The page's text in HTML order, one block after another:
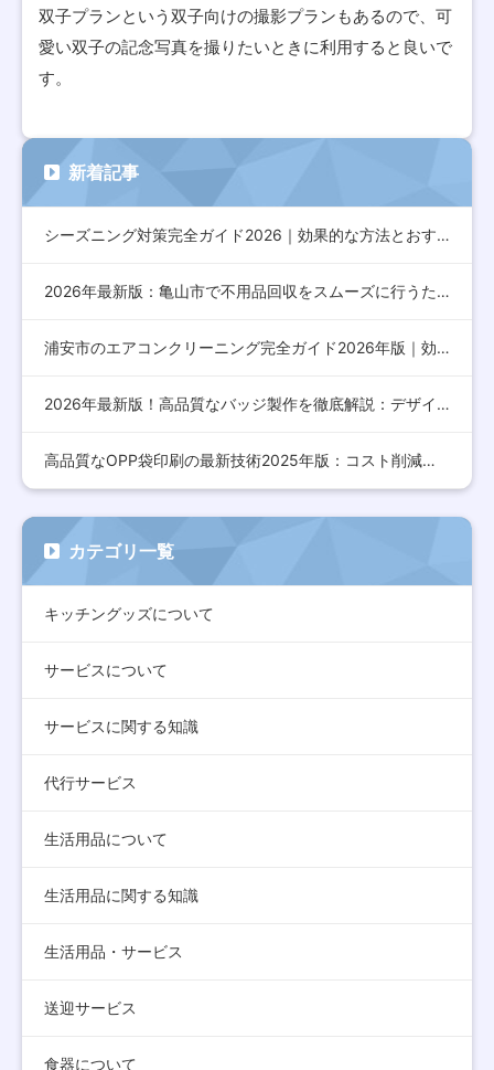
双子プランという双子向けの撮影プランもあるので、可
愛い双子の記念写真を撮りたいときに利用すると良いで
す。
新着記事
シーズニング対策完全ガイド2026｜効果的な方法とおすすめア…
2026年最新版：亀山市で不用品回収をスムーズに行うための完…
浦安市のエアコンクリーニング完全ガイド2026年版｜効果的な…
2026年最新版！高品質なバッジ製作を徹底解説：デザインから…
高品質なOPP袋印刷の最新技術2025年版：コスト削減とデザ…
カテゴリ一覧
キッチングッズについて
サービスについて
サービスに関する知識
代行サービス
生活用品について
生活用品に関する知識
生活用品・サービス
送迎サービス
食器について